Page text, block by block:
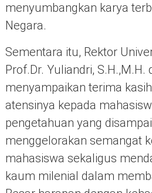
menyumbangkan karya
Negara.
Sementara itu, Rektor
Prof.Dr. Yuliandri,
menyampaikan terima
atensinya kepada
pengetahuan yang
menggelorakan semangat
mahasiswa sekaligus
kaum milenial dalam